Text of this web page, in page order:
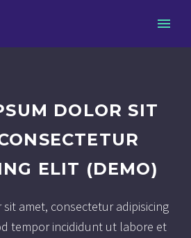
DOLOR SIT
ELIT (DEMO)
amet, consectetur adipisicing
tempor incididunt ut labore et